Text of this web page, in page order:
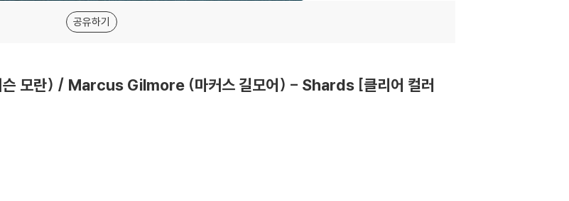
공유하기
모란) / Marcus Gilmore (마커스 길모어) - Shards [클리어 컬러